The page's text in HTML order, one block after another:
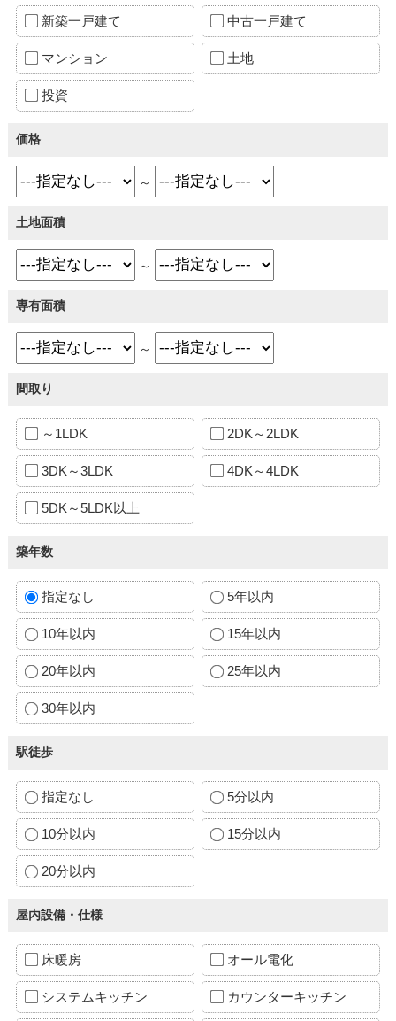
新築一戸建て 中古一戸建て
マンション 土地
投資
価格
～
土地面積
～
専有面積
～
間取り
～1LDK 2DK～2LDK
3DK～3LDK 4DK～4LDK
5DK～5LDK以上
築年数
指定なし 5年以内
10年以内 15年以内
20年以内 25年以内
30年以内
駅徒歩
指定なし 5分以内
10分以内 15分以内
20分以内
屋内設備・仕様
床暖房 オール電化
システムキッチン カウンターキッチン